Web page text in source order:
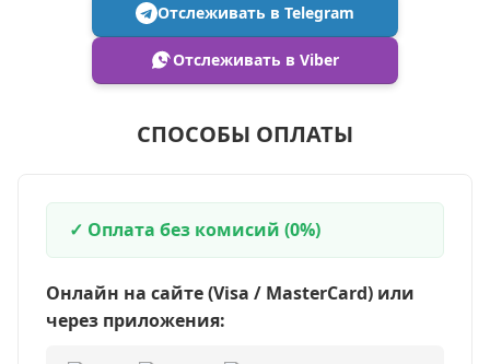
Отслеживать в Telegram
Отслеживать в Viber
СПОСОБЫ ОПЛАТЫ
✓ Оплата без комисий (0%)
Онлайн на сайте (Visa / MasterCard) или
через приложения: